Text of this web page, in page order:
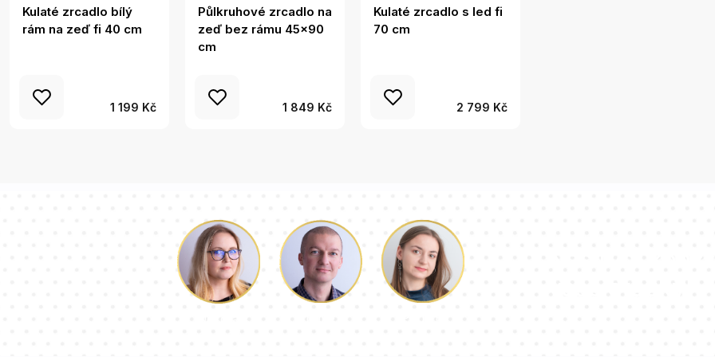
Kulaté zrcadlo bílý
rám na zeď fi 40 cm
1 199 Kč
Půlkruhové zrcadlo na
zeď bez rámu 45x90
cm
1 849 Kč
Kulaté zrcadlo s led fi
70 cm
2 799 Kč